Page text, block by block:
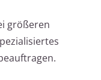
größeren